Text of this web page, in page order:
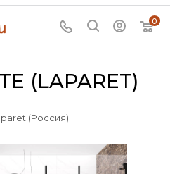
0
(LAPARET)
(Россия)